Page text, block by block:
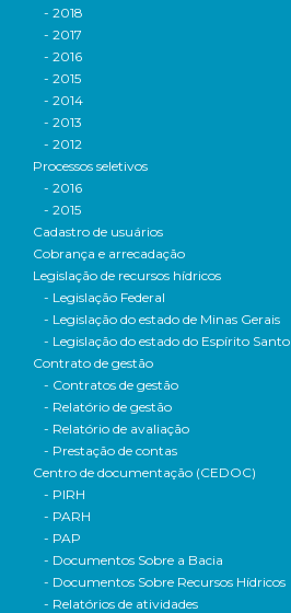
- 2018
- 2017
- 2016
- 2015
- 2014
- 2013
- 2012
Processos seletivos
- 2016
- 2015
Cadastro de usuários
Cobrança e arrecadação
Legislação de recursos hídricos
- Legislação Federal
- Legislação do estado de Minas Gerais
- Legislação do estado do Espírito Santo
Contrato de gestão
- Contratos de gestão
- Relatório de gestão
- Relatório de avaliação
- Prestação de contas
Centro de documentação (CEDOC)
- PIRH
- PARH
- PAP
- Documentos Sobre a Bacia
- Documentos Sobre Recursos Hídricos
- Relatórios de atividades